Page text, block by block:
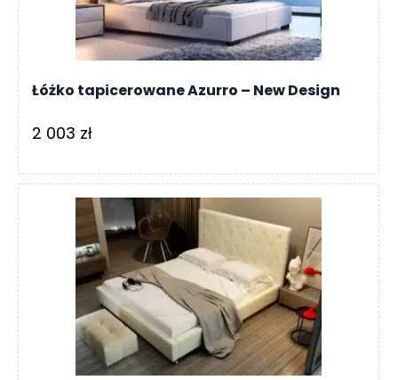
Łóżko tapicerowane Azurro – New Design
2 003 zł